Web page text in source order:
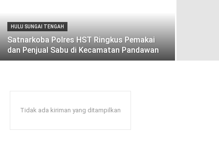
HULU SUNGAI TENGAH
Satnarkoba Polres HST Ringkus Pemakai
dan Penjual Sabu di Kecamatan Pandawan
Tidak ada kiriman yang ditampilkan